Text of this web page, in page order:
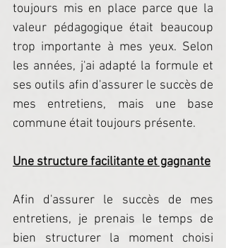
toujours mis en place parce que la
valeur pédagogique était beaucoup
trop importante à mes yeux. Selon
les années, j'ai adapté la formule et
ses outils afin d'assurer le succès de
mes entretiens, mais une base
commune était toujours présente.
Une structure facilitante et gagnante
Afin d'assurer le succès de mes
entretiens, je prenais le temps de
bien structurer la moment choisi